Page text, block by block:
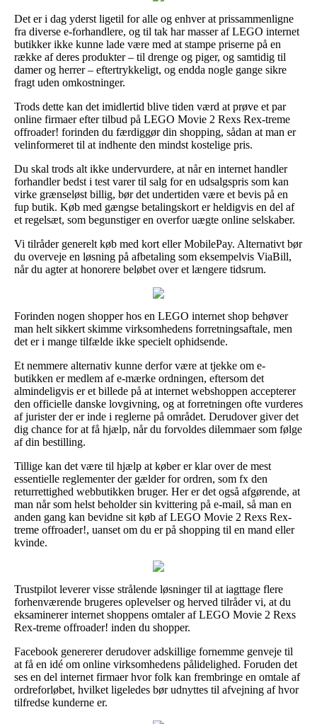
Det er i dag yderst ligetil for alle og enhver at prissammenligne
fra diverse e-forhandlere, og til tak har masser af LEGO internet
butikker ikke kunne lade være med at stampe priserne på en
række af deres produkter – til drenge og piger, og samtidig til
damer og herrer – eftertrykkeligt, og endda nogle gange sikre
fragt uden omkostninger.
Trods dette kan det imidlertid blive tiden værd at prøve et par
online firmaer efter tilbud på LEGO Movie 2 Rexs Rex-treme
offroader! forinden du færdiggør din shopping, sådan at man er
velinformeret til at indhente den mindst kostelige pris.
Du skal trods alt ikke undervurdere, at når en internet handler
forhandler bedst i test varer til salg for en udsalgspris som kan
virke grænseløst billig, bør det undertiden være et bevis på en
fup butik. Køb med gængse betalingskort er heldigvis en del af
et regelsæt, som begunstiger en overfor uægte online selskaber.
Vi tilråder generelt køb med kort eller MobilePay. Alternativt bør
du overveje en løsning på afbetaling som eksempelvis ViaBill,
når du agter at honorere beløbet over et længere tidsrum.
Forinden nogen shopper hos en LEGO internet shop behøver
man helt sikkert skimme virksomhedens forretningsaftale, men
det er i mange tilfælde ikke specielt ophidsende.
Et nemmere alternativ kunne derfor være at tjekke om e-
butikken er medlem af e-mærke ordningen, eftersom det
almindeligvis er et billede på at internet webshoppen accepterer
den officielle danske lovgivning, og at forretningen ofte vurderes
af jurister der er inde i reglerne på området. Derudover giver det
dig chance for at få hjælp, når du forvoldes dilemmaer som følge
af din bestilling.
Tillige kan det være til hjælp at køber er klar over de mest
essentielle reglementer der gælder for ordren, som fx den
returrettighed webbutikken bruger. Her er det også afgørende, at
man når som helst beholder sin kvittering på e-mail, så man en
anden gang kan bevidne sit køb af LEGO Movie 2 Rexs Rex-
treme offroader!, uanset om du er på shopping til en mand eller
kvinde.
Trustpilot leverer visse strålende løsninger til at iagttage flere
forhenværende brugeres oplevelser og herved tilråder vi, at du
eksaminerer internet shoppens omtaler af LEGO Movie 2 Rexs
Rex-treme offroader! inden du shopper.
Facebook genererer derudover adskillige fornemme genveje til
at få en idé om online virksomhedens pålidelighed. Foruden det
ses en del internet firmaer hvor folk kan frembringe en omtale af
ordreforløbet, hvilket ligeledes bør udnyttes til afvejning af hvor
tilfredse kunderne er.